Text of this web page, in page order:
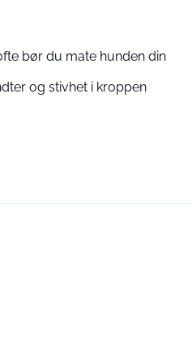
bør du mate hunden din
og stivhet i kroppen